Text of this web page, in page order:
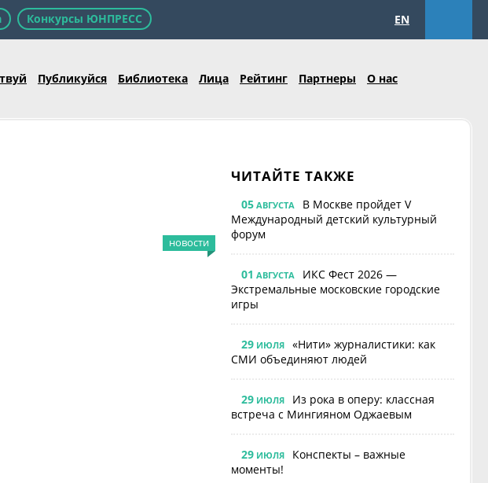
Конкурсы ЮНПРЕСС EN
Публикуйся Библиотека Лица Рейтинг Партнеры О нас
новости
ЧИТАЙТЕ ТАКЖЕ
05АВГУСТА
В Москве пройдет V
Международный детский культурный
форум
01 АВГУСТА
ИКС Фест 2026 —
Экстремальные московские городские
игры
29ИЮЛЯ
«Нити» журналистики: как
СМИ объединяют людей
29ИЮЛЯ
Из рока в оперу: классная
встреча с Мингияном Оджаевым
29ИЮЛЯ
Конспекты – важные
моменты!